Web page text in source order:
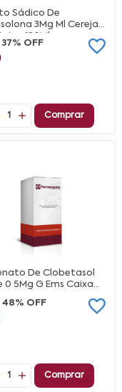
Sádico De
3Mg Ml Cereja
120Ml
37% OFF
1 Comprar
De Clobetasol
0 5Mg G Ems Caixa
48% OFF
1 Comprar